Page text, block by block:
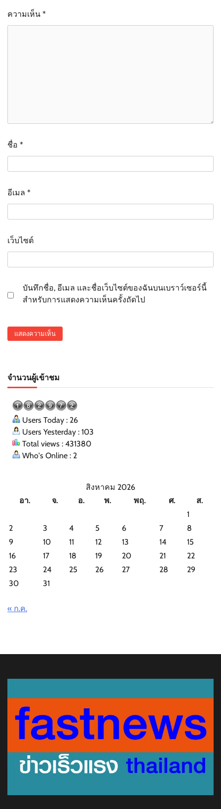
ความเห็น *
ชื่อ *
อีเมล *
เว็บไซต์
บันทึกชื่อ, อีเมล และชื่อเว็บไซต์ของฉันบนเบราว์เซอร์นี้
สำหรับการแสดงความเห็นครั้งถัดไป
จำนวนผู้เข้าชม
Users Today : 26
Users Yesterday : 103
Total views : 431380
Who's Online : 2
สิงหาคม 2026
อา.
จ. อ. พ. พฤ. ศ.
ส.
1
2
3 4 5 6 7
8
9
10 11 12 13 14
15
16
17 18 19 20 21
22
23
24 25 26 27 28
29
30
31
« ก.ค.